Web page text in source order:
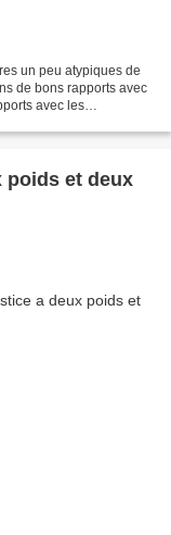
un peu atypiques de
de bons rapports avec
avec les